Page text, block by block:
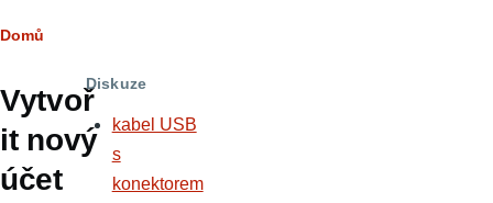
Hlavní
záložky
Drobečková
navigace
Domů
Vytvoř
it nový
účet
Diskuze
kabel USB
s
konektorem